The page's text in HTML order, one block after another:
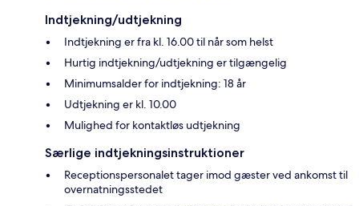
Indtjekning/udtjekning
Indtjekning er fra kl. 16.00 til når som helst
Hurtig indtjekning/udtjekning er tilgængelig
Minimumsalder for indtjekning: 18 år
Udtjekning er kl. 10.00
Mulighed for kontaktløs udtjekning
Særlige indtjekningsinstruktioner
Receptionspersonalet tager imod gæster ved ankomst til
overnatningsstedet